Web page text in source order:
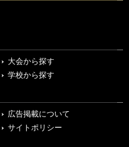
大会から探す
学校から探す
広告掲載について
サイトポリシー